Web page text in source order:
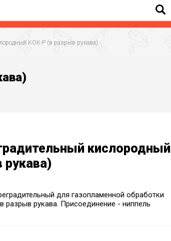
КОК-Р (в разрыв рукава)
кислородный
рукава)
для газопламенной обработки
разрыв рукава. Присоединение - ниппель